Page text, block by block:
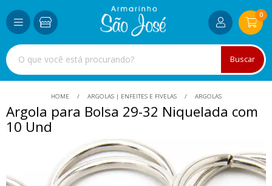
Buscar
0
HOME ARGOLAS | ENFEITES E FIVELAS ARGOLAS
Argola para Bolsa 29-32 Niquelada com
10 Und